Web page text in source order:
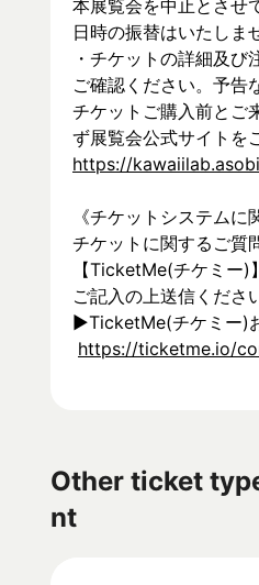
本展覧会を中止とさせ
日時の振替はいたしま
・チケットの詳細及
ご確認ください。予告
チケットご購入前とご
ず展覧会公式サイトを
https://
《チケットシステムに
チケットに関するご質
【TicketMe(チケミー
ご記入の上送信くださ
▶︎TicketMe(チケミー)
https://ticketme.io/
Other ticket
nt